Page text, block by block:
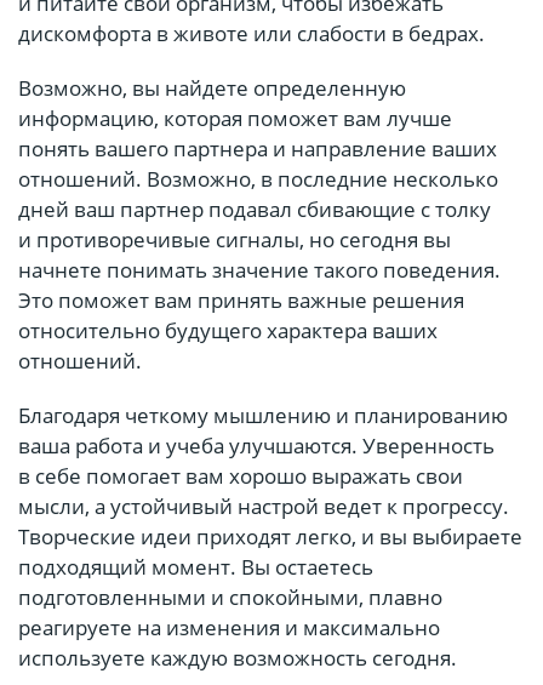
дискомфорта в животе или слабости в бедрах.
Возможно, вы найдете определенную
информацию, которая поможет вам лучше
понять вашего партнера и направление ваших
отношений. Возможно, в последние несколько
дней ваш партнер подавал сбивающие с толку
и противоречивые сигналы, но сегодня вы
начнете понимать значение такого поведения.
Это поможет вам принять важные решения
относительно будущего характера ваших
отношений.
Благодаря четкому мышлению и планированию
ваша работа и учеба улучшаются. Уверенность
в себе помогает вам хорошо выражать свои
мысли, а устойчивый настрой ведет к прогрессу.
Творческие идеи приходят легко, и вы выбираете
подходящий момент. Вы остаетесь
подготовленными и спокойными, плавно
реагируете на изменения и максимально
используете каждую возможность сегодня.